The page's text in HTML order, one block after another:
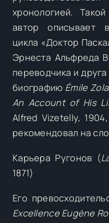
хронологией.
автор описывает
цикла «Доктор
Эрнеста Альфреда
переводчика и
биографию Émile
An Account of His
Alfred Vizetelly,
рекомендовал на
Карьера Ругонов (
1871)
Его
Excellence Eugène